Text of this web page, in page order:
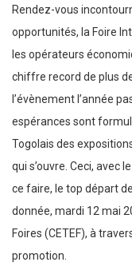
Rendez-vous
opportunités, la Foire
les opérateurs
chiffre record de plus
l’évènement l’année
espérances sont
Togolais des
qui s’ouvre. Ceci, avec
ce faire, le top départ
donnée, mardi 12 mai
Foires (CETEF), à
promotion.